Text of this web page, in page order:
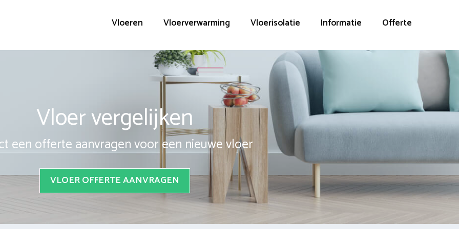
Vloeren Vloerverwarming Vloerisolatie Informatie Offerte
Vloer vergelijken
een offerte aanvragen voor een nieuwe vloer
VLOER OFFERTE AANVRAGEN